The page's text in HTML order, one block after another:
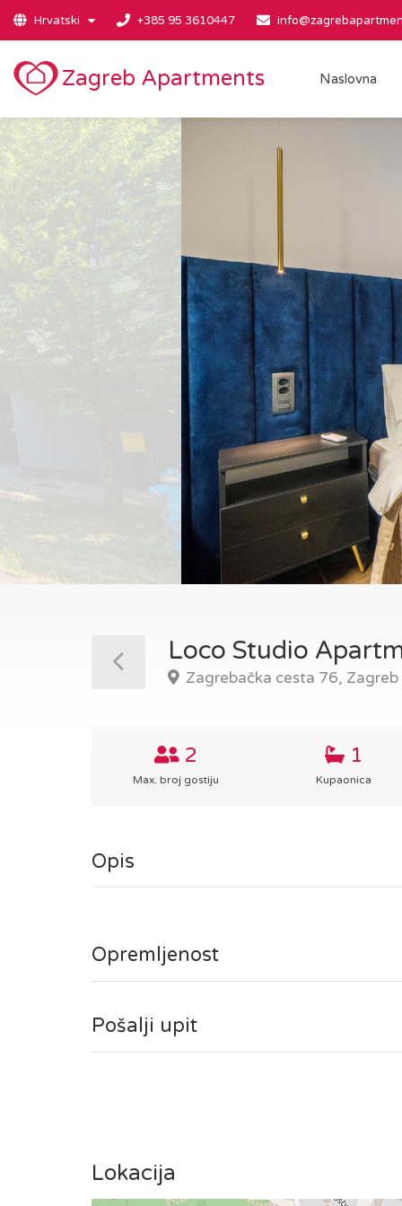
Hrvatski +385 95 3610447
Zagreb Apartments Naslovna
Loco Studio
Zagrebačka cesta 76, Zagreb
2
Max. broj gostiju
1
Kupaonica
Opis
Opremljenost
Pošalji upit
Lokacija